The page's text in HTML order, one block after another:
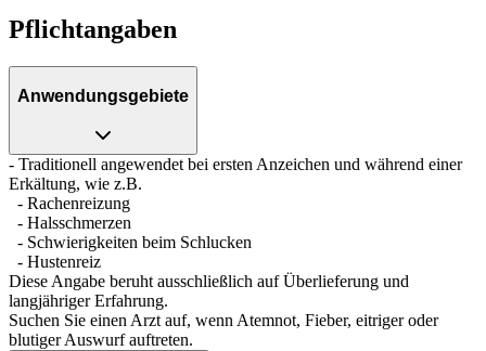
Pflichtangaben
Anwendungsgebiete
- Traditionell angewendet bei ersten Anzeichen und während einer
Erkältung, wie z.B.
- Rachenreizung
- Halsschmerzen
- Schwierigkeiten beim Schlucken
- Hustenreiz
Diese Angabe beruht ausschließlich auf Überlieferung und
langjähriger Erfahrung.
Suchen Sie einen Arzt auf, wenn Atemnot, Fieber, eitriger oder
blutiger Auswurf auftreten.